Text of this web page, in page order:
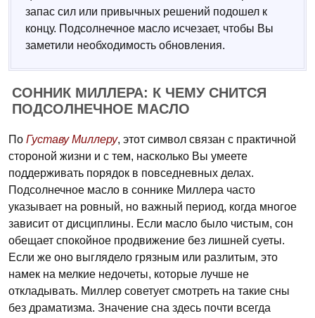
запас сил или привычных решений подошел к
концу. Подсолнечное масло исчезает, чтобы Вы
заметили необходимость обновления.
СОННИК МИЛЛЕРА: К ЧЕМУ СНИТСЯ
ПОДСОЛНЕЧНОЕ МАСЛО
По Густаву Миллеру, этот символ связан с практичной
стороной жизни и с тем, насколько Вы умеете
поддерживать порядок в повседневных делах.
Подсолнечное масло в соннике Миллера часто
указывает на ровный, но важный период, когда многое
зависит от дисциплины. Если масло было чистым, сон
обещает спокойное продвижение без лишней суеты.
Если же оно выглядело грязным или разлитым, это
намек на мелкие недочеты, которые лучше не
откладывать. Миллер советует смотреть на такие сны
без драматизма. Значение сна здесь почти всегда